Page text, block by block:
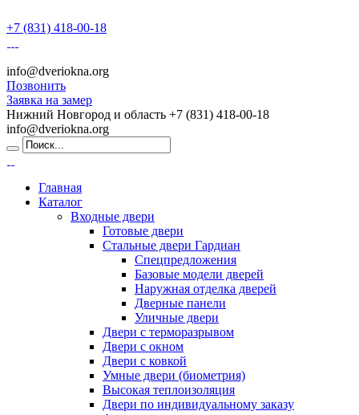
+7 (831) 418-00-18
info@dveriokna.org
Позвонить
Заявка на замер
Нижний Новгород и область +7 (831) 418-00-18
info@dveriokna.org
Главная
Каталог
Входные двери
Готовые двери
Стальные двери Гардиан
Спецпредложения
Базовые модели дверей
Наружная отделка дверей
Дверные панели
Уличные двери
Двери с терморазрывом
Двери с окном
Двери с ковкой
Умные двери (биометрия)
Высокая теплоизоляция
Двери по индивидуальному заказу